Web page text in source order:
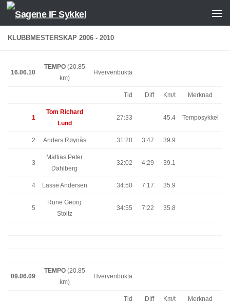
Skip to content
KLUBBMESTERSKAP 2006 - 2010
16.06.10
TEMPO(20.85
km)
Hvervenbukta
Tid Diff Km/t Merknad
1
Tom Richard
Lund
27:33 45.4 Temposykkel
2 Anders Røynås 31:20 3:47 39.9
3
Mattias Peter
Dahlberg
32:02 4:29 39.1
4 Lasse Andersen 34:50 7:17 35.9
5
Rune Georg
Stoltz
34:55 7:22 35.8
09.06.09
TEMPO(20.85
km)
Hvervenbukta
Tid Diff Km/t Merknad